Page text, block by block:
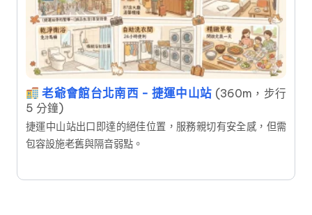
老爺會館台北南西 - 捷運中山站 (360m，步行
5 分鐘)
捷運中山站出口即達的絕佳位置，服務親切有安全感，但需
包容設施老舊與隔音弱點。